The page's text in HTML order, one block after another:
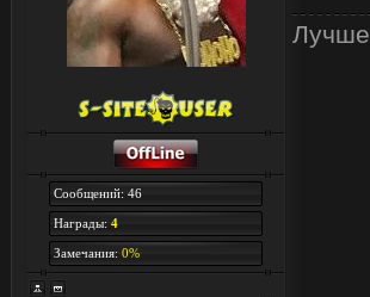
Сообщений: 46
Награды: 4
Замечания: 0%
Лучше